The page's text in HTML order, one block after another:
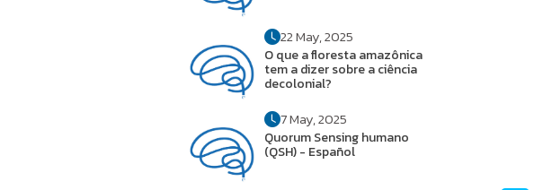
22 May, 2025
O que a floresta amazônica
tem a dizer sobre a ciência
decolonial?
7 May, 2025
Quorum Sensing humano
(QSH) - Español